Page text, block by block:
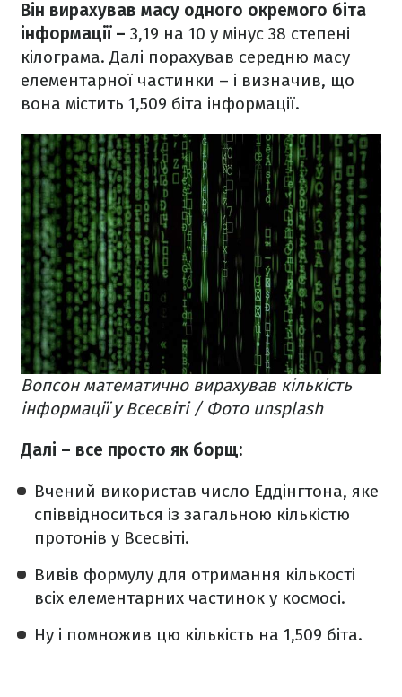
Він вирахував масу одного окремого біта
інформації – 3,19 на 10 у мінус 38 степені
кілограма. Далі порахував середню масу
елементарної частинки – і визначив, що
вона містить 1,509 біта інформації.
Вопсон математично вирахував кількість
інформації у Всесвіті / Фото unsplash
Далі – все просто як борщ:
Вчений використав число Еддінгтона, яке
співвідноситься із загальною кількістю
протонів у Всесвіті.
Вивів формулу для отримання кількості
всіх елементарних частинок у космосі.
Ну і помножив цю кількість на 1,509 біта.